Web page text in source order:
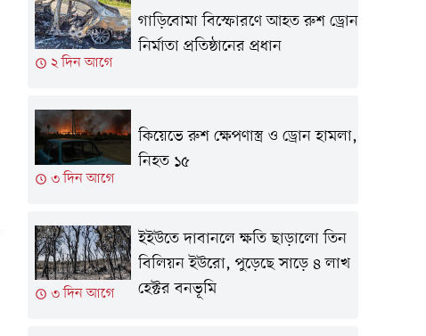
২ দিন আগে
গাড়িবোমা বিস্ফোরণে আহত রুশ ড্রোন
নির্মাতা প্রতিষ্ঠানের প্রধান
৩ দিন আগে
কিয়েভে রুশ ক্ষেপণাস্ত্র ও ড্রোন হামলা,
নিহত ১৫
৩ দিন আগে
ইইউতে দাবানলে ক্ষতি ছাড়ালো তিন
বিলিয়ন ইউরো, পুড়েছে সাড়ে ৪ লাখ
হেক্টর বনভূমি